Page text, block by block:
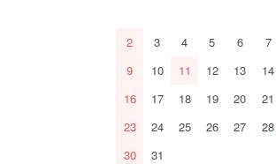
2
3 4 5 6 7
9
10 11 12 13 14
16
17 18 19 20 21
23
24 25 26 27 28
30
31